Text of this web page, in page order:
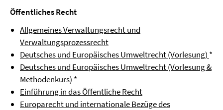
Öffentliches Recht
Allgemeines Verwaltungsrecht und
Verwaltungsprozessrecht
Deutsches und Europäisches Umweltrecht (Vorlesung) *
Deutsches und Europäisches Umweltrecht (Vorlesung &
Methodenkurs) *
Einführung in das Öffentliche Recht
Europarecht und internationale Bezüge des